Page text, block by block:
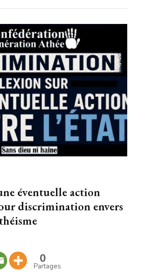
éventuelle action
discrimination envers
0
Partages